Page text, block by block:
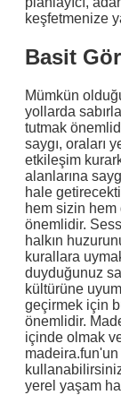
keşfetmenize
Basit
Mümkün
yollarda
tutmak
saygı, oraları
etkileşim
alanlarına
hale
hem sizin
önemlidir.
halkın
kurallara
duyduğunuz
kültürüne
geçirmek için
önemlidir.
içinde olmak
madeira.fun'un
yerel yaşam